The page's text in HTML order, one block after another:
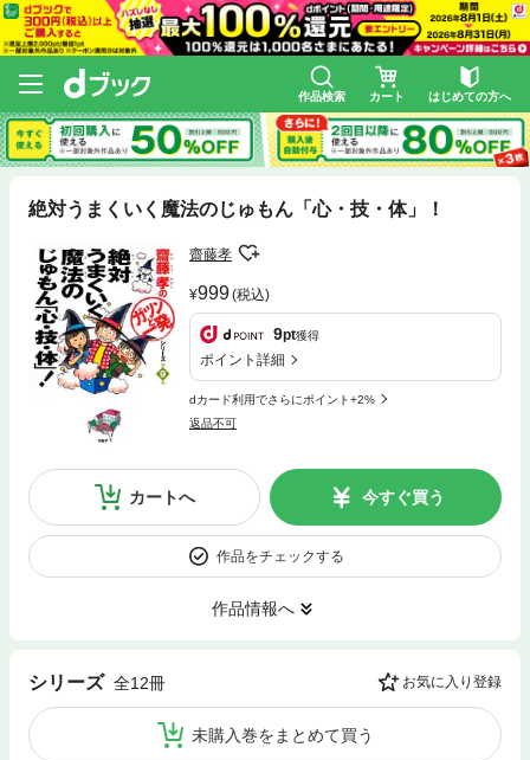
作品検索 カート はじめての方へ
絶対うまくいく魔法のじゅもん「心・技・体」！
齋藤孝
999(税込)
9pt獲得
ポイント詳細
dカード利用でさらにポイント+2%
返品不可
カートへ 今すぐ買う
作品をチェックする
作品情報へ
シリーズ 全12冊 お気に入り登録
未購入巻をまとめて買う